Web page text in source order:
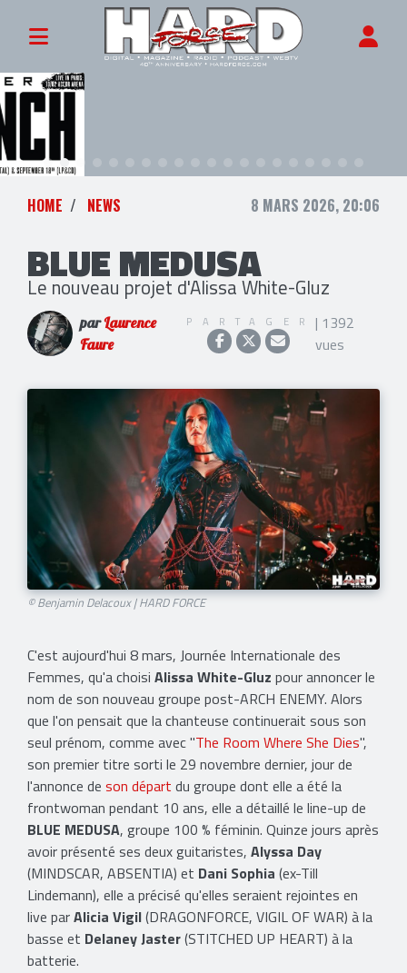
HOME NEWS 8 MARS 2026, 20:06
BLUE MEDUSA
Le nouveau projet d'Alissa White-Gluz
parLaurence
Faure
PARTAGER | 1392
vues
© Benjamin Delacoux | HARD FORCE
C'est aujourd'hui 8 mars, Journée Internationale des
Femmes, qu'a choisi Alissa White-Gluz pour annoncer le
nom de son nouveau groupe post-ARCH ENEMY. Alors
que l'on pensait que la chanteuse continuerait sous son
seul prénom, comme avec "The Room Where She Dies",
son premier titre sorti le 29 novembre dernier, jour de
l'annonce de son départ du groupe dont elle a été la
frontwoman pendant 10 ans, elle a détaillé le line-up de
BLUE MEDUSA, groupe 100 % féminin. Quinze jours après
avoir présenté ses deux guitaristes, Alyssa Day
(MINDSCAR, ABSENTIA) et Dani Sophia (ex-Till
Lindemann), elle a précisé qu'elles seraient rejointes en
live parAlicia Vigil(DRAGONFORCE, VIGIL OF WAR) à la
basse et Delaney Jaster(STITCHED UP HEART) à la
batterie.